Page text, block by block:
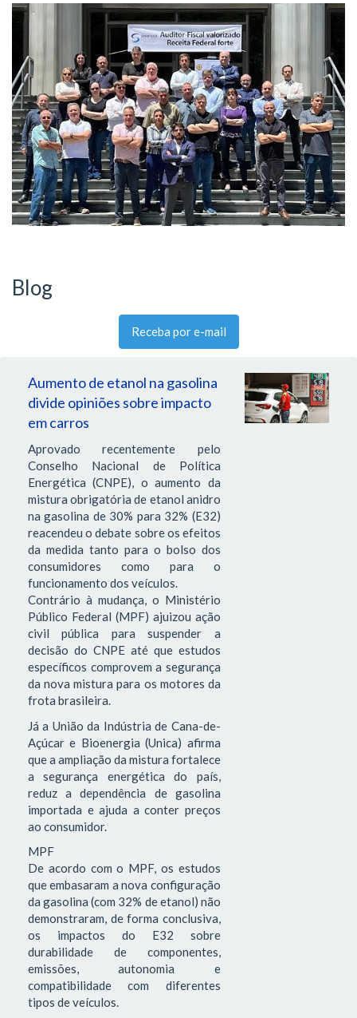
Blog
Receba por e-mail
Aumento de etanol na gasolina
divide opiniões sobre impacto
em carros
Aprovado recentemente pelo
Conselho Nacional de Política
Energética (CNPE), o aumento da
mistura obrigatória de etanol anidro
na gasolina de 30% para 32% (E32)
reacendeu o debate sobre os efeitos
da medida tanto para o bolso dos
consumidores como para o
funcionamento dos veículos.
Contrário à mudança, o Ministério
Público Federal (MPF) ajuizou ação
civil pública para suspender a
decisão do CNPE até que estudos
específicos comprovem a segurança
da nova mistura para os motores da
frota brasileira.
Já a União da Indústria de Cana-de-
Açúcar e Bioenergia (Unica) afirma
que a ampliação da mistura fortalece
a segurança energética do país,
reduz a dependência de gasolina
importada e ajuda a conter preços
ao consumidor.
MPF
De acordo com o MPF, os estudos
que embasaram a nova configuração
da gasolina (com 32% de etanol) não
demonstraram, de forma conclusiva,
os impactos do E32 sobre
durabilidade de componentes,
emissões, autonomia e
compatibilidade com diferentes
tipos de veículos.